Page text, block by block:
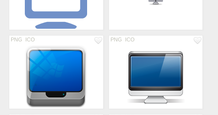
PNG ICO PNG ICO